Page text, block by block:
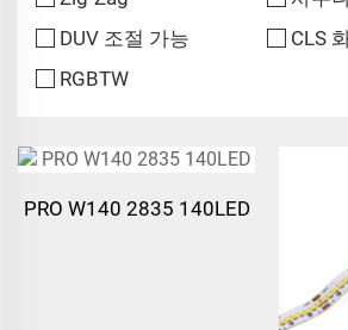
DUV 조절 가능
CLS
RGBTW
PRO W140 2835 140LED